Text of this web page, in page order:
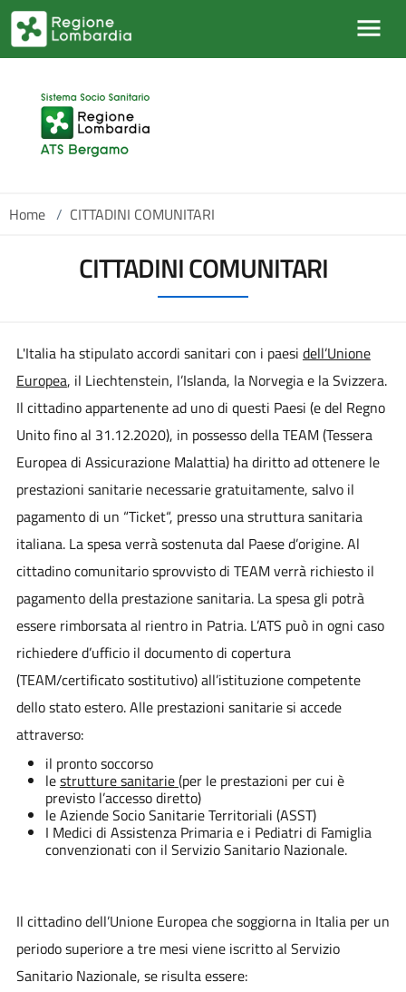
Salta al contenuto principale
Home / CITTADINI COMUNITARI
CITTADINI COMUNITARI
L'Italia ha stipulato accordi sanitari con i paesi dell’Unione
Europea, il Liechtenstein, l’Islanda, la Norvegia e la Svizzera.
Il cittadino appartenente ad uno di questi Paesi (e del Regno
Unito fino al 31.12.2020), in possesso della TEAM (Tessera
Europea di Assicurazione Malattia) ha diritto ad ottenere le
prestazioni sanitarie necessarie gratuitamente, salvo il
pagamento di un “Ticket“, presso una struttura sanitaria
italiana. La spesa verrà sostenuta dal Paese d’origine. Al
cittadino comunitario sprovvisto di TEAM verrà richiesto il
pagamento della prestazione sanitaria. La spesa gli potrà
essere rimborsata al rientro in Patria. L’ATS può in ogni caso
richiedere d’ufficio il documento di copertura
(TEAM/certificato sostitutivo) all’istituzione competente
dello stato estero. Alle prestazioni sanitarie si accede
attraverso:
il pronto soccorso
lestrutture sanitarie(per le prestazioni per cui è
previsto l’accesso diretto)
le Aziende Socio Sanitarie Territoriali (ASST)
I Medici di Assistenza Primaria e i Pediatri di Famiglia
convenzionati con il Servizio Sanitario Nazionale.
Il cittadino dell’Unione Europea che soggiorna in Italia per un
periodo superiore a tre mesi viene iscritto al Servizio
Sanitario Nazionale, se risulta essere: